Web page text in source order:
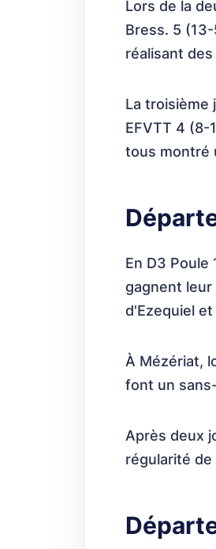
Lors de la
Bress. 5
réalisant
La troisième
EFVTT 4 (8-
tous montré
En D3 Poule
gagnent
d'Ezequiel
À Mézériat,
font un
Après deux
régularité de